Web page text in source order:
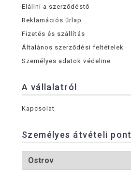
Elállni a szerződéstő
Reklamációs űrlap
Fizetés és szállítás
Általános szerződési feltételek
Személyes adatok védelme
A vállalatról
Kapcsolat
Személyes átvételi pont